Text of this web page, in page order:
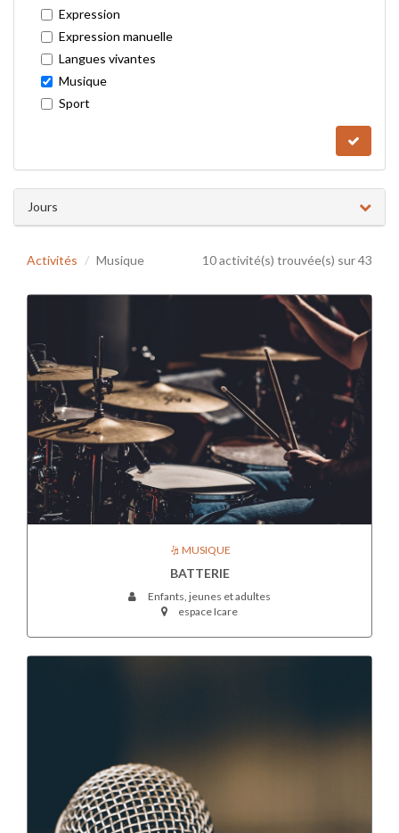
Expression
Expression manuelle
Langues vivantes
Musique
Sport
Jours
Activités Musique 10 activité(s) trouvée(s) sur 43
MUSIQUE
BATTERIE
Enfants, jeunes et adultes
espace Icare